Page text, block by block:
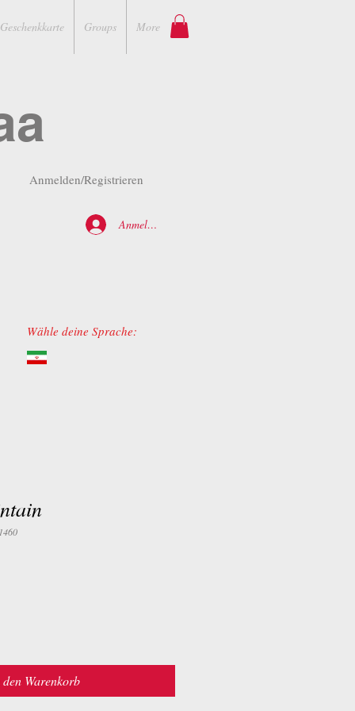
Geschenkkarte Groups More
Anmelden/Registrieren
Anmelden
Wähle deine Sprache:
den Warenkorb